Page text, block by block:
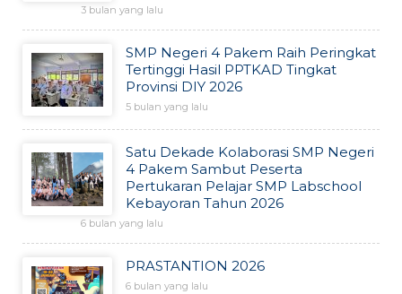
3 bulan yang lalu
SMP Negeri 4 Pakem Raih Peringkat
Tertinggi Hasil PPTKAD Tingkat
Provinsi DIY 2026
5 bulan yang lalu
Satu Dekade Kolaborasi SMP Negeri
4 Pakem Sambut Peserta
Pertukaran Pelajar SMP Labschool
Kebayoran Tahun 2026
6 bulan yang lalu
PRASTANTION 2026
6 bulan yang lalu